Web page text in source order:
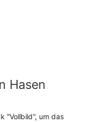
Hasen
"Vollbild", um das